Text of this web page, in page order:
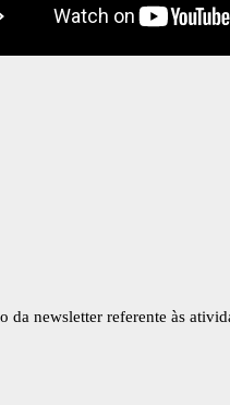
newsletter referente às